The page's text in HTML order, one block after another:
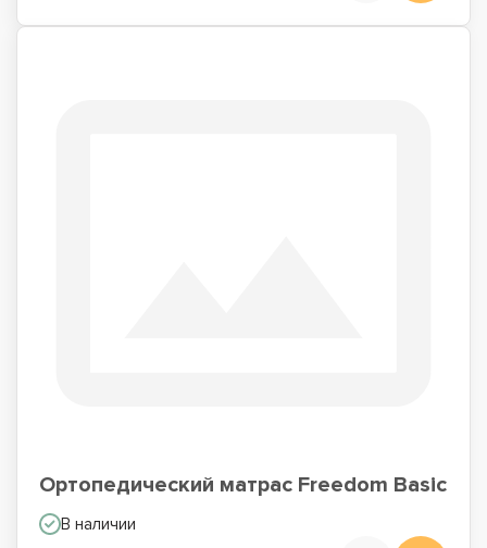
Ортопедический матрас Freedom Basic
В наличии